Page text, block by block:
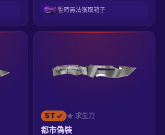
暫時無法獲取箱子
ST ★ 求生刀
都市偽裝